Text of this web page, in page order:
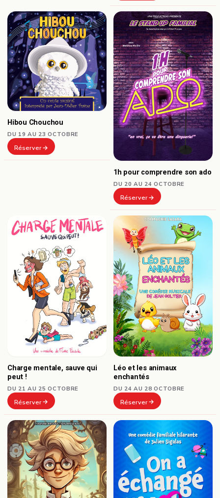
Hibou Chouchou
DU 19 AU 23 OCTOBRE
Réserver
1h pour comprendre son ado
DU 20 AU 24 OCTOBRE
Réserver
Charge mentale, sauve qui
peut !
DU 21 AU 25 OCTOBRE
Réserver
Léo et les animaux
enchantés
DU 24 AU 28 OCTOBRE
Réserver